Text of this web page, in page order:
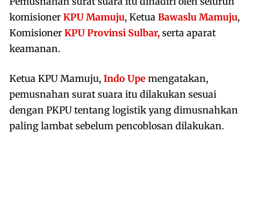
komisioner KPU Mamuju, Ketua Bawaslu Mamuju,
Komisioner KPU Provinsi Sulbar, serta aparat
keamanan.
Ketua KPU Mamuju, Indo Upe mengatakan,
pemusnahan surat suara itu dilakukan sesuai
dengan PKPU tentang logistik yang dimusnahkan
paling lambat sebelum pencoblosan dilakukan.